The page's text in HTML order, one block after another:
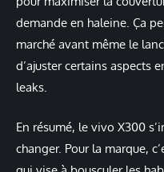
demande en haleine. Ça
marché avant même le
d’ajuster certains aspects
leaks.
En résumé, le vivo X300
changer. Pour la marque,